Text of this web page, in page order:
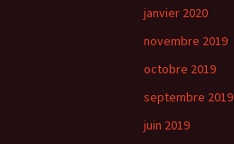
janvier 2020
novembre 2019
octobre 2019
septembre 2019
juin 2019